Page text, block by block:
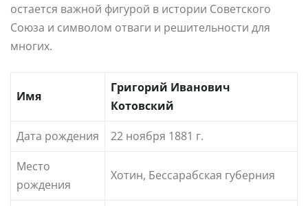
остается важной фигурой в истории Советского
Союза и символом отваги и решительности для
многих.
Имя
Григорий Иванович
Котовский
Дата рождения
22 ноября 1881 г.
Место
рождения
Хотин, Бессарабская губерния